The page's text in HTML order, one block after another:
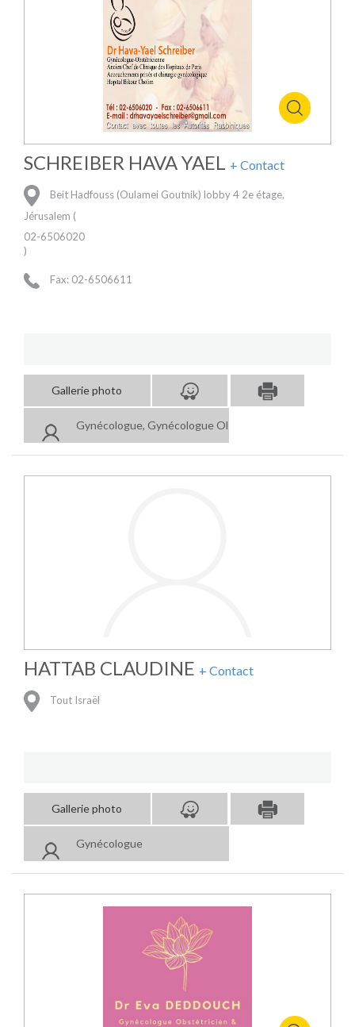
SCHREIBER HAVA YAEL + Contact
Beit Hadfouss (Oulamei Goutnik) lobby 4 2e étage,
Jérusalem (
02-6506020
)
Fax: 02-6506611
Gallerie photo
Gynécologue, Gynécologue Obstétricien
HATTAB CLAUDINE + Contact
Tout Israël
Gallerie photo
Gynécologue